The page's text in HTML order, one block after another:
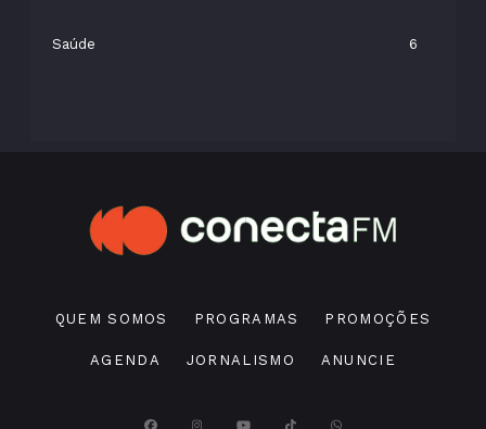
Saúde 6
QUEM SOMOS PROGRAMAS PROMOÇÕES
AGENDA JORNALISMO ANUNCIE